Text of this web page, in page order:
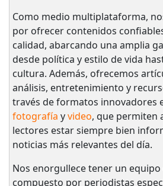
Como medio multiplataforma,
por ofrecer contenidos
calidad, abarcando una amplia
desde política y estilo de vida
cultura. Además, ofrecemos
análisis, entretenimiento y
través de formatos innovadores
fotografía yvideo, que permiten
lectores estar siempre bien
noticias más relevantes del día.
Nos enorgullece tener un
compuesto por periodistas